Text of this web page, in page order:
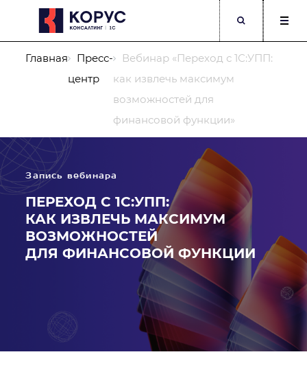
Главная
Пресс-
центр
Вебинар «Переход с 1С:УПП:
как извлечь максимум
возможностей для
финансовой функции»
Запись вебинара
ПЕРЕХОД С 1С:УПП:
КАК ИЗВЛЕЧЬ МАКСИМУМ
ВОЗМОЖНОСТЕЙ
ДЛЯ ФИНАНСОВОЙ ФУНКЦИИ
Компания
ФИО Должность
Телефон Корпоративный E-mail
Опишите подробнее Вашу задачу